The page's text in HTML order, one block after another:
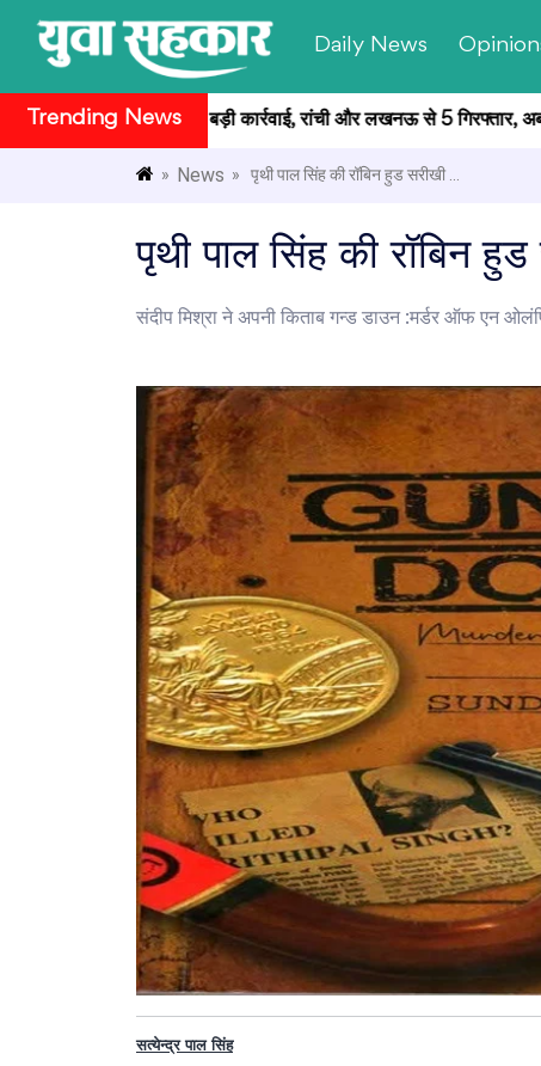
Daily News
Trending News
मामले में CID की बड़ी कार्रवाई, रांची और लखनऊ से 5 गिरफ्तार, अब तक
» News » पृथी पाल सिंह की रॉबिन हुड सरीखी ...
पृथी पाल सिंह की रॉबिन
संदीप मिश्रा ने अपनी किताब गन्ड डाउन :मर्डर ऑफ एन
सत्येन्द्र पाल सिंह